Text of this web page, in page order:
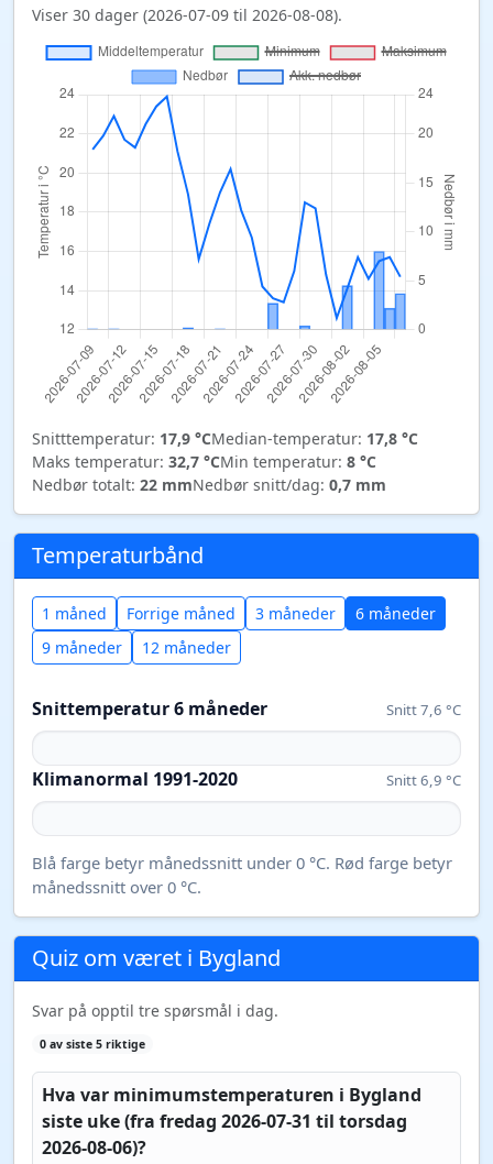
Viser 30 dager (2026-07-09 til 2026-08-08).
Snitttemperatur: 17,9 °CMedian-temperatur: 17,8 °C
Maks temperatur: 32,7 °CMin temperatur: 8 °C
Nedbør totalt: 22 mmNedbør snitt/dag: 0,7 mm
Temperaturbånd
1 måned Forrige måned 3 måneder
6 måneder
9 måneder
12 måneder
Snittemperatur 6 måneder Snitt 7,6 °C
Klimanormal 1991-2020 Snitt 6,9 °C
Blå farge betyr månedssnitt under 0 °C. Rød farge betyr
månedssnitt over 0 °C.
Quiz om været i Bygland
Svar på opptil tre spørsmål i dag.
0 av siste 5 riktige
Hva var minimumstemperaturen i Bygland
siste uke (fra fredag 2026-07-31 til torsdag
2026-08-06)?